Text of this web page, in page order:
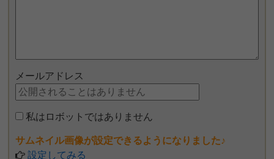
メールアドレス
私はロボットではありません
サムネイル画像が設定できるようになりました♪
設定してみる